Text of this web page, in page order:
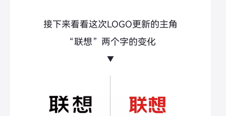
接下来看看这次LOGO更新的主角
“联想”两个字的变化
▼